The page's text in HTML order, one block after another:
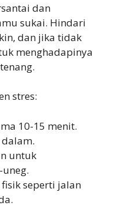
dan
sukai. Hindari
dan jika tidak
menghadapinya
stres:
10-15 menit.
untuk
seperti jalan